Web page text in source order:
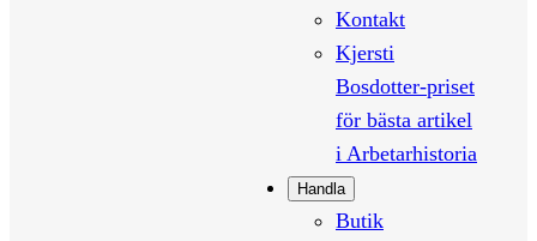
Kontakt
Kjersti
Bosdotter-priset
för bästa artikel
i Arbetarhistoria
Handla
Butik